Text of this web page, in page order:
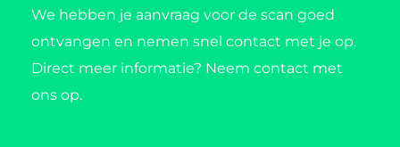
We hebben je aanvraag voor de scan goed
ontvangen en nemen snel contact met je op.
Direct meer informatie? Neem contact met
ons op.